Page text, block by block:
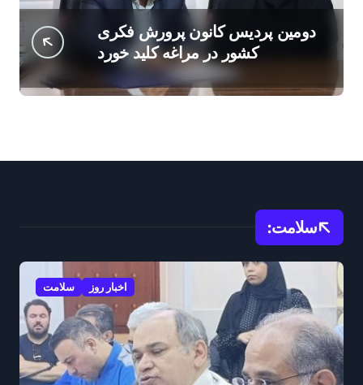
دومین پردیس کانون پرورش فکری
کشور در مراغه کلید خورد
سلامت:
اخبار روز سلامت